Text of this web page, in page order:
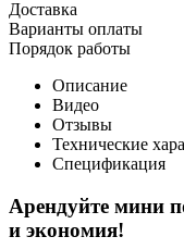
Доставка
Варианты оплаты
Порядок работы
Описание
Видео
Отзывы
Технические
Спецификация
Арендуйте мини
и экономия!